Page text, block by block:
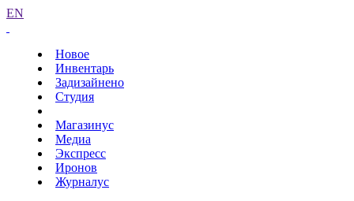
EN
Новое
Инвентарь
Задизайнено
Студия
Магазинус
Медиа
Экспресс
Иронов
Журналус